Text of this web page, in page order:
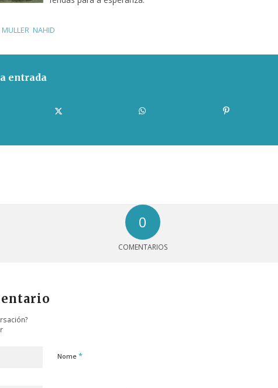
MULLER NAHID
entrada
0
COMENTARIOS
Nome *